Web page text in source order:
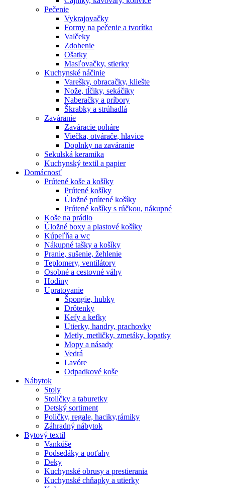
Pečenie
Vykrajovačky
Formy na pečenie a tvorítka
Valčeky
Zdobenie
Ošatky
Masľovačky, stierky
Kuchynské náčinie
Varešky, obracačky, kliešte
Nože, tĺčiky, sekáčiky
Naberačky a príbory
Škrabky a strúhadlá
Zaváranie
Zaváracie poháre
Viečka, otvárače, hlavice
Doplnky na zaváranie
Sekulská keramika
Kuchynský textil a papier
Domácnosť
Prútené koše a košíky
Prútené košíky
Úložné prútené košíky
Prútené košíky s rúčkou, nákupné
Koše na prádlo
Úložné boxy a plastové košíky
Kúpeľňa a wc
Nákupné tašky a košíky
Pranie, sušenie, žehlenie
Teplomery, ventilátory
Osobné a cestovné váhy
Hodiny
Upratovanie
Špongie, hubky
Drôtenky
Kefy a kefky
Utierky, handry, prachovky
Metly, metličky, zmetáky, lopatky
Mopy a násady
Vedrá
Lavóre
Odpadkové koše
Nábytok
Stoly
Stoličky a taburetky
Detský sortiment
Poličky, regale, haciky,rámiky
Záhradný nábytok
Bytový textil
Vankúše
Podsedáky a poťahy
Deky
Kuchynské obrusy a prestierania
Kuchynské chňapky a utierky